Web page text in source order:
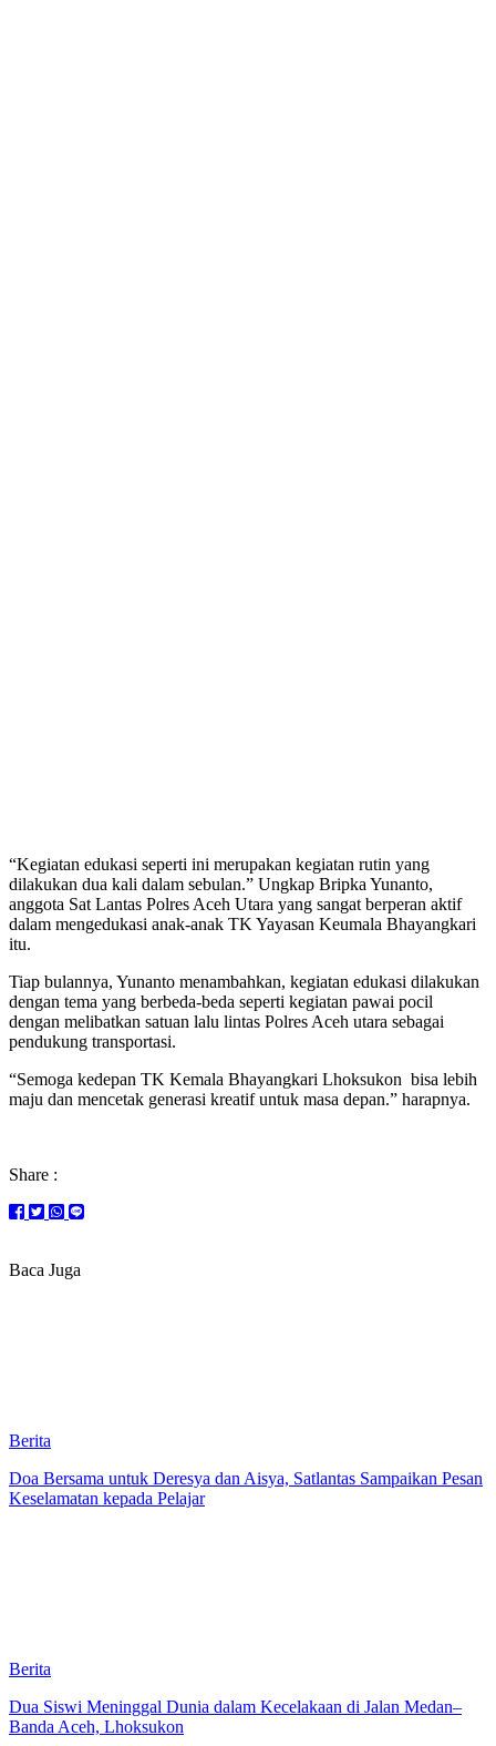
“Kegiatan edukasi seperti ini merupakan kegiatan rutin yang
dilakukan dua kali dalam sebulan.” Ungkap Bripka Yunanto,
anggota Sat Lantas Polres Aceh Utara yang sangat berperan aktif
dalam mengedukasi anak-anak TK Yayasan Keumala Bhayangkari
itu.
Tiap bulannya, Yunanto menambahkan, kegiatan edukasi dilakukan
dengan tema yang berbeda-beda seperti kegiatan pawai pocil
dengan melibatkan satuan lalu lintas Polres Aceh utara sebagai
pendukung transportasi.
“Semoga kedepan TK Kemala Bhayangkari Lhoksukon bisa lebih
maju dan mencetak generasi kreatif untuk masa depan.” harapnya.
Share :
Baca Juga
Berita
Doa Bersama untuk Deresya dan Aisya, Satlantas Sampaikan Pesan
Keselamatan kepada Pelajar
Berita
Dua Siswi Meninggal Dunia dalam Kecelakaan di Jalan Medan–
Banda Aceh, Lhoksukon